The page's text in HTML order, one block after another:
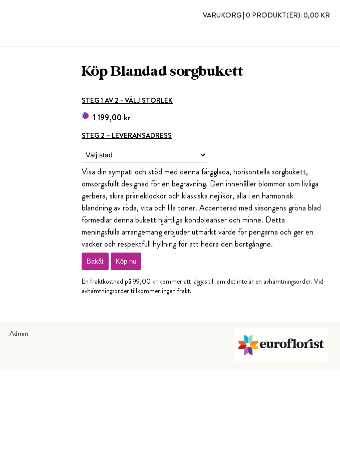
VARUKORG | 0 PRODUKT(ER): 0,00 KR
Köp Blandad sorgbukett
STEG 1 AV 2 - VÄLJ STORLEK
1 199,00 kr
STEG 2 – LEVERANSADRESS
Visa din sympati och stöd med denna färgglada, horisontella sorgbukett,
omsorgsfullt designad för en begravning. Den innehåller blommor som livliga
gerbera, skira prärieklockor och klassiska nejlikor, alla i en harmonisk
blandning av röda, vita och lila toner. Accenterad med säsongens gröna blad
förmedlar denna bukett hjärtliga kondoleanser och minne. Detta
meningsfulla arrangemang erbjuder utmärkt värde för pengarna och ger en
vacker och respektfull hyllning för att hedra den bortgångne.
Bakåt Köp nu
En fraktkostnad på 99,00 kr kommer att läggas till om det inte är en avhämtningsorder. Vid
avhämtningsorder tillkommer ingen frakt.
Admin